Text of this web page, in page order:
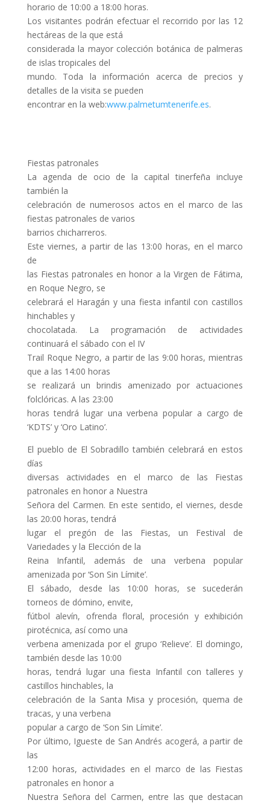
horario de 10:00 a 18:00 horas.
Los visitantes podrán efectuar el recorrido por las 12
hectáreas de la que está
considerada la mayor colección botánica de palmeras
de islas tropicales del
mundo. Toda la información acerca de precios y
detalles de la visita se pueden
encontrar en la web:www.palmetumtenerife.es.
Fiestas patronales
La agenda de ocio de la capital tinerfeña incluye
también la
celebración de numerosos actos en el marco de las
fiestas patronales de varios
barrios chicharreros.
Este viernes, a partir de las 13:00 horas, en el marco
de
las Fiestas patronales en honor a la Virgen de Fátima,
en Roque Negro, se
celebrará el Haragán y una fiesta infantil con castillos
hinchables y
chocolatada. La programación de actividades
continuará el sábado con el IV
Trail Roque Negro, a partir de las 9:00 horas, mientras
que a las 14:00 horas
se realizará un brindis amenizado por actuaciones
folclóricas. A las 23:00
horas tendrá lugar una verbena popular a cargo de
‘KDTS’ y ‘Oro Latino’.
El pueblo de El Sobradillo también celebrará en estos
días
diversas actividades en el marco de las Fiestas
patronales en honor a Nuestra
Señora del Carmen. En este sentido, el viernes, desde
las 20:00 horas, tendrá
lugar el pregón de las Fiestas, un Festival de
Variedades y la Elección de la
Reina Infantil, además de una verbena popular
amenizada por ‘Son Sin Límite’.
El sábado, desde las 10:00 horas, se sucederán
torneos de dómino, envite,
fútbol alevín, ofrenda floral, procesión y exhibición
pirotécnica, así como una
verbena amenizada por el grupo ‘Relieve’. El domingo,
también desde las 10:00
horas, tendrá lugar una fiesta Infantil con talleres y
castillos hinchables, la
celebración de la Santa Misa y procesión, quema de
tracas, y una verbena
popular a cargo de ‘Son Sin Límite’.
Por último, Igueste de San Andrés acogerá, a partir de
las
12:00 horas, actividades en el marco de las Fiestas
patronales en honor a
Nuestra Señora del Carmen, entre las que destacan